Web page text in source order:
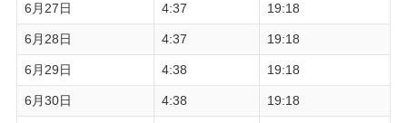
6月27日 4:37 19:18
6月28日 4:37 19:18
6月29日 4:38 19:18
6月30日 4:38 19:18